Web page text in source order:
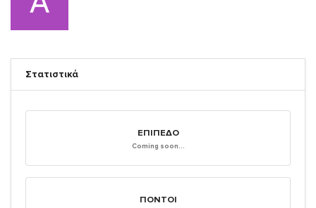
Στατιστικά
ΕΠΊΠΕΔΟ
Coming soon...
ΠΌΝΤΟΙ